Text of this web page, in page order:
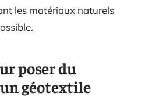
les matériaux naturels
poser du
géotextile